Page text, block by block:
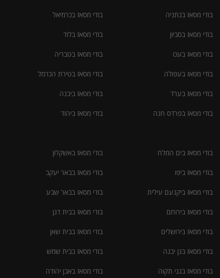
בודי מסאז בנתניה
בודי מסאז בסביון
בודי מסאז בעכו
בודי מסאז בעפולה
בודי מסאז בערד
בודי מסאז בפרדס חנה
בודי מסאז בכרמיאל
בודי מסאז בלוד
בודי מסאז בטבריה
בודי מסאז בטירת הכרמל
בודי מסאז ביבנה
בודי מסאז ביהוד
בודי מסאז בים המלח
בודי מסאז ביפו
בודי מסאז ביקנעם עילית
בודי מסאז בירוחם
בודי מסאז בירושלים
בודי מסאז בגן יבנה
בודי מסאז בגני תקוה
בודי מסאז באשקלון
בודי מסאז בבאר יעקב
בודי מסאז בבאר שבע
בודי מסאז בבית דגן
בודי מסאז בבית שאן
בודי מסאז בבית שמש
בודי מסאז באבן יהודה